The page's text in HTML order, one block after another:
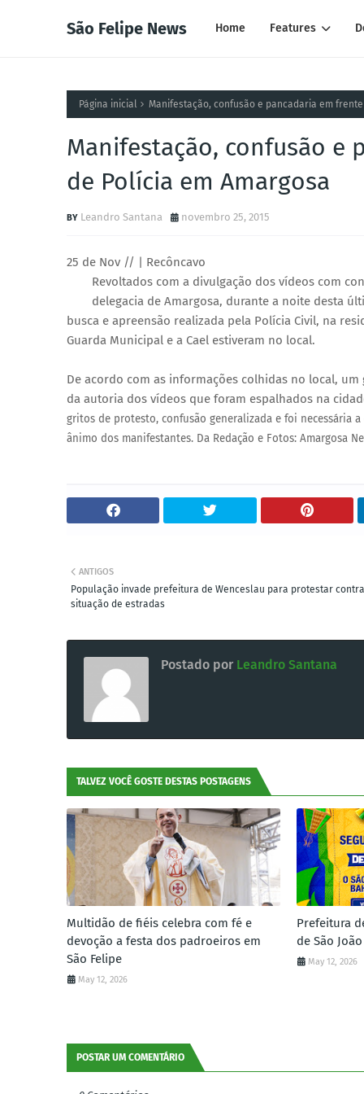
São Felipe News Home Features
Página inicial Manifestação, confusão e pancadaria em
Manifestação, confusão e
de Polícia em Amargosa
Leandro Santana novembro 25, 2015
25 de Nov // | Recôncavo
Revoltados com a divulgação dos vídeos com
delegacia de Amargosa, durante a noite desta
busca e apreensão realizada pela Polícia Civil, na
Guarda Municipal e a Cael estiveram no local.
De acordo com as informações colhidas no local,
da autoria dos vídeos que foram espalhados na
gritos de protesto, confusão generalizada e foi necessária
ânimo dos manifestantes. Da Redação e Fotos: Amargosa
ANTIGOS
População invade prefeitura de Wenceslau para protestar contra
situação de estradas
Postado por Leandro Santana
TALVEZ VOCÊ GOSTE DESTAS POSTAGENS
Multidão de fiéis celebra com fé e
devoção a festa dos padroeiros em
São Felipe
May 12, 2026
Prefeitura
de São
May 12, 2026
POSTAR UM COMENTÁRIO